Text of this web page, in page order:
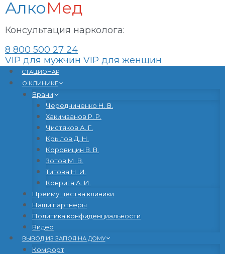
АлкоМед
Консультация нарколога:
8 800 500 27 24
VIP для мужчин VIP для женщин
Перейти
содержанию
CТАЦИОНАР
О КЛИНИКЕ
Врачи
Чередниченко Н. В.
Хакимзанов Р. Р.
Чистяков А. Г.
Крылов Д. Н.
Коровицин В. В.
Зотов М. В.
Титова Н. И.
Коврига А. И.
Преимущества клиники
Наши партнеры
Политика конфиденциальности
Видео
ВЫВОД ИЗ ЗАПОЯ НА ДОМУ
Комфорт